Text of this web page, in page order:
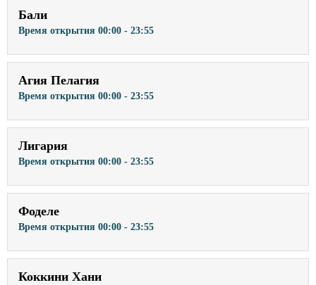
Бали
Время открытия 00:00 - 23:55
Агия Пелагия
Время открытия 00:00 - 23:55
Лигария
Время открытия 00:00 - 23:55
Фоделе
Время открытия 00:00 - 23:55
Коккини Хани